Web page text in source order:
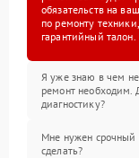
обязательств на
по ремонту
гарантийный талон.
Я уже знаю в чем
ремонт необходим.
диагностику?
Мне нужен срочный
сделать?